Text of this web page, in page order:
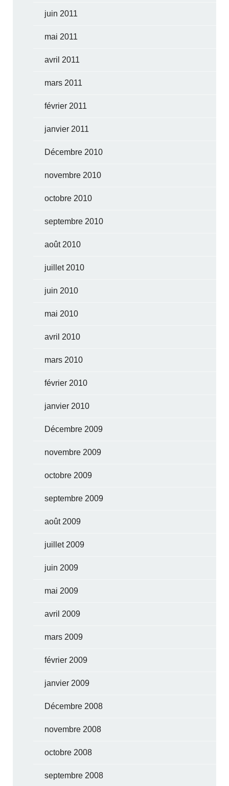
juin 2011
mai 2011
avril 2011
mars 2011
février 2011
janvier 2011
Décembre 2010
novembre 2010
octobre 2010
septembre 2010
août 2010
juillet 2010
juin 2010
mai 2010
avril 2010
mars 2010
février 2010
janvier 2010
Décembre 2009
novembre 2009
octobre 2009
septembre 2009
août 2009
juillet 2009
juin 2009
mai 2009
avril 2009
mars 2009
février 2009
janvier 2009
Décembre 2008
novembre 2008
octobre 2008
septembre 2008